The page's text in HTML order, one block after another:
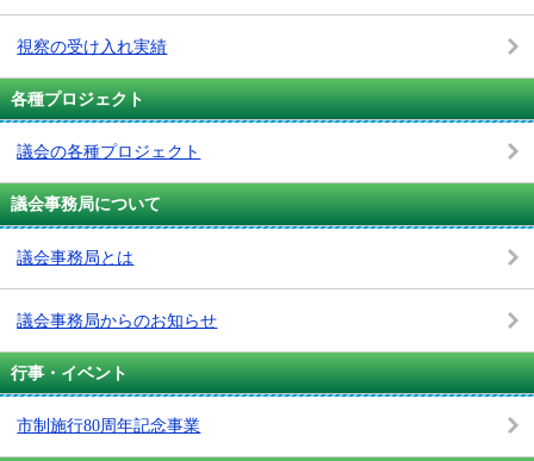
視察の受け入れ実績
各種プロジェクト
議会の各種プロジェクト
議会事務局について
議会事務局とは
議会事務局からのお知らせ
行事・イベント
市制施行80周年記念事業